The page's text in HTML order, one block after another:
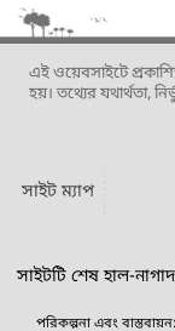
এই ওয়েবসাইটে
হয়। তথ্যের যথার্থতা,
সাইট ম্যাপ
সাইটটি শেষ হাল-
পরিকল্পনা এবং